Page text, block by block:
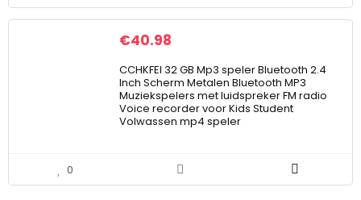
€40.98
CCHKFEI 32 GB Mp3 speler Bluetooth 2.4
Inch Scherm Metalen Bluetooth MP3
Muziekspelers met luidspreker FM radio
Voice recorder voor Kids Student
Volwassen mp4 speler
0